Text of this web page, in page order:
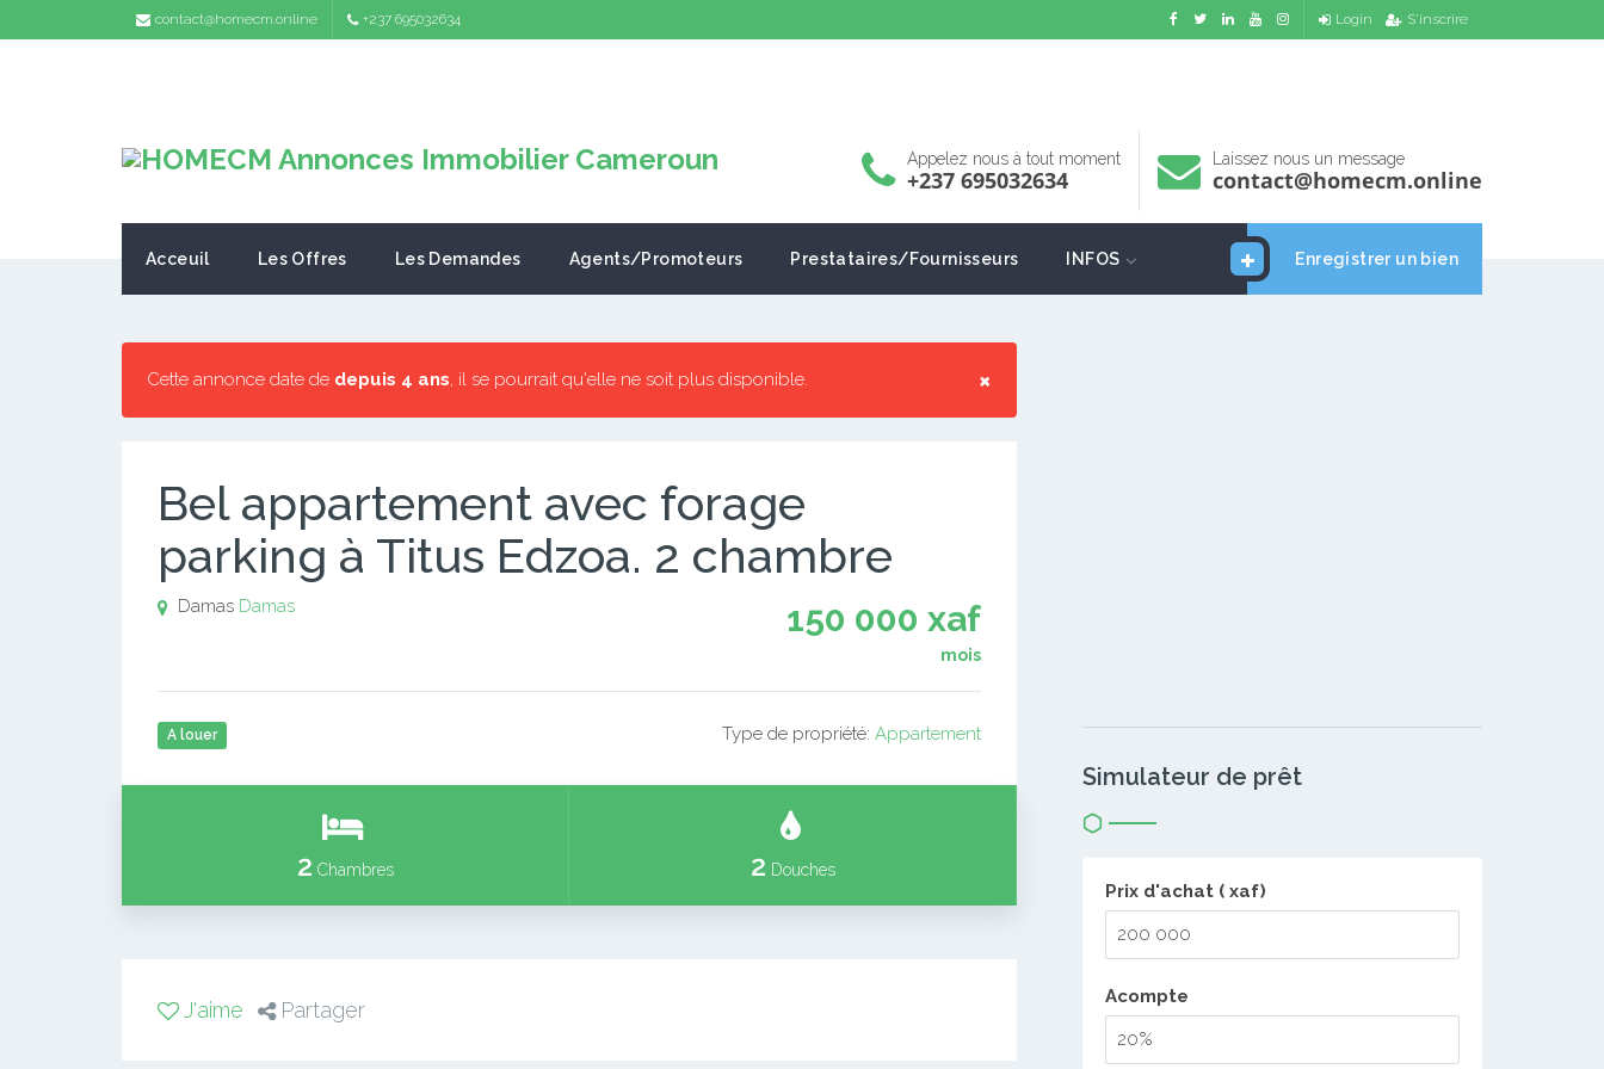
contact@homecm.online +237 695032634 Login S'inscrire
Appelez nous à tout moment
+237 695032634
Laissez nous un message
contact@homecm.online
Enregistrer un bien
Acceuil Les Offres Les Demandes Agents/Promoteurs Prestataires/Fournisseurs INFOS
×
Cette annonce date de depuis 4 ans, il se pourrait qu'elle ne soit plus disponible.
Bel appartement avec forage
parking à Titus Edzoa. 2 chambre
150 000 xaf
mois
Damas Damas
A louer Type de propriété: Appartement
2 Chambres 2 Douches
J'aime Partager
Simulateur de prêt
Prix d'achat ( xaf)
Acompte